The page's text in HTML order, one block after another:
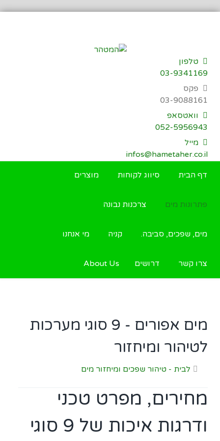
דילוג
טלפון
03-9341169
פקס
03-9088161
וואטסאפ
052-5956943
מייל
infos@hametaher.co.il
דף הבית סיווג לקוחות מוצרים
פתרונות מים צרכנות נבונה
מים, שפכים, סביבה. קניה מי אנחנו
צרו קשר דרושים About Us
מים אפורים - 9 סוגי מערכות
לטיהור ומיחזור
לבית - טיהור שפכים ומיחזור מים
מחירים, מפרט טכני
ודרגות איכות של 9 סוגי